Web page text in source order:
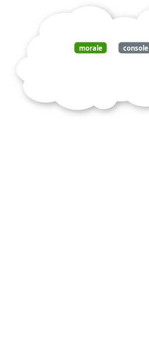
morale console